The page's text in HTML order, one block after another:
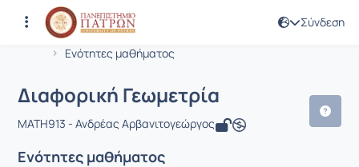
Σύνδεση
Αρχική Σελίδα
Ενότητες μαθήματος
Μάθημα : Διαφορική Γεωμετρία
Κωδικός : MATH913
Διαφορική Γεωμετρία
MATH913 - Ανδρέας Αρβανιτογεώργος
Ενότητες μαθήματος